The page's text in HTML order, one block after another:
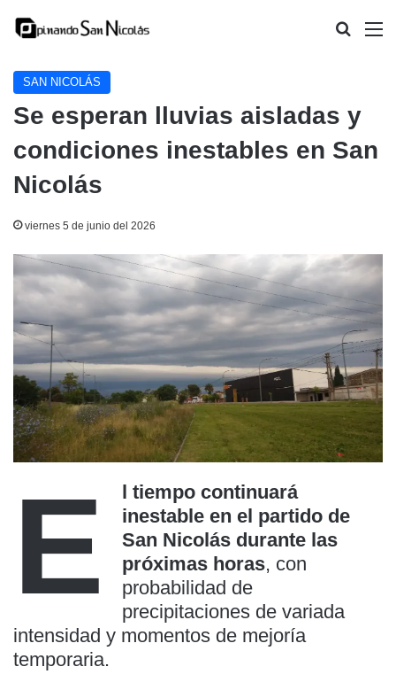
Buscar
SAN NICOLÁS
Se esperan lluvias aisladas y
condiciones inestables en San
Nicolás
viernes 5 de junio del 2026
E
l tiempo continuará
inestable en el partido de
San Nicolás durante las
próximas horas, con
probabilidad de
precipitaciones de variada
intensidad y momentos de mejoría
temporaria.